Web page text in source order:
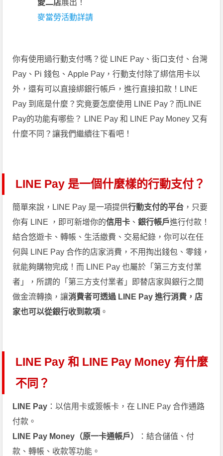
愛二店展出！
麥當勞活動詳請
你有使用過行動支付嗎？從 LINE Pay、街口支付、台灣
Pay、Pi 錢包、Apple Pay，行動支付除了綁信用卡以
外，還有可以直接綁銀行帳戶，進行直接扣款！LINE
Pay 到底是什麼？究竟要怎麼使用 LINE Pay？而LINE
Pay的功能有哪些？ LINE Pay 和 LINE Pay Money 又有
什麼不同？讓我們繼續往下看吧！
LINE Pay 是一個什麼樣的行動支付？
簡單來說，LINE Pay 是一項提供行動支付的平台 ，只要
你有 LINE ，即可新增你的信用卡 、銀行帳戶進行付款！
結合悠遊卡、轉帳、生活繳費、交易紀錄，你可以在任
何與 LINE Pay 合作的店家消費，不用掏出錢包、零錢，
就能夠購物完成！而 LINE Pay 也屬於「第三方支付業
者」，所謂的「第三方支付業者」即替店家與銀行之間
做金流轉換，讓消費者可透過 LINE Pay 進行消費，店
家也可以從銀行收到款項 。
LINE Pay 和 LINE Pay Money 有什麼
不同？
LINE Pay ：以信用卡或簽帳卡，在 LINE Pay 合作通路
付款。
LINE Pay Money（原一卡通帳戶）
：結合儲值、付
款、轉帳、收款等功能。